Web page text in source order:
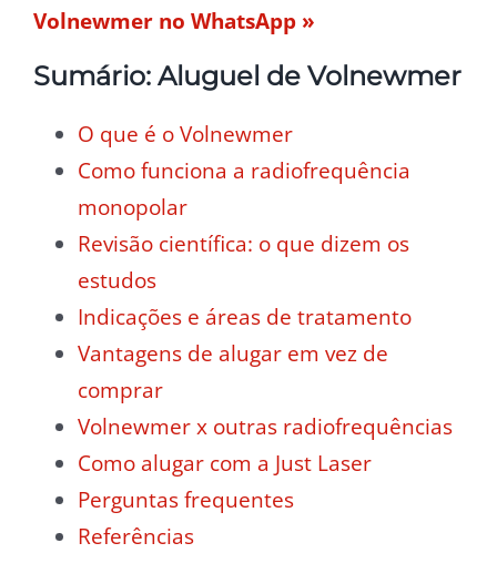
Volnewmer no WhatsApp »
Sumário: Aluguel de Volnewmer
O que é o Volnewmer
Como funciona a radiofrequência
monopolar
Revisão científica: o que dizem os
estudos
Indicações e áreas de tratamento
Vantagens de alugar em vez de
comprar
Volnewmer x outras radiofrequências
Como alugar com a Just Laser
Perguntas frequentes
Referências